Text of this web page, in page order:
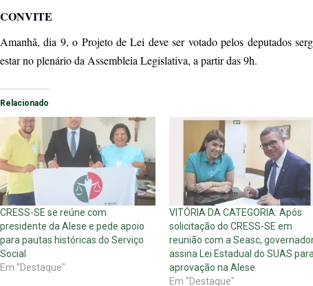
CONVITE
Amanhã, dia 9, o Projeto de Lei deve ser votado pelos deputados
estar no plenário da Assembleia Legislativa, a partir das 9h.
Relacionado
CRESS-SE se reúne com
presidente da Alese e pede apoio
para pautas históricas do Serviço
Social
Em "Destaque"
VITÓRIA DA CATEGORIA: Após
solicitação do CRESS-SE em
reunião com a Seasc,
assina Lei Estadual do SUAS para
aprovação na Alese
Em "Destaque"